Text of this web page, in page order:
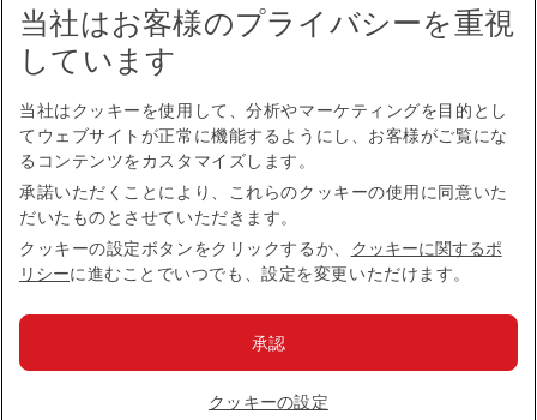
アクセシビリティ
お問い合わせ
プライバシーポリシー
規約条件
クッキーに関するポリシー
サイバーセキュリティ
英国現代奴隷法に係る声明
当社はお客様のプライバシーを重視
しています
当社はクッキーを使用して、分析やマーケティングを目的とし
てウェブサイトが正常に機能するようにし、お客様がご覧にな
るコンテンツをカスタマイズします。
承諾いただくことにより、これらのクッキーの使用に同意いた
だいたものとさせていただきます。
クッキーの設定ボタンをクリックするか、 クッキーに関するポ
リシーに進むことでいつでも、設定を変更いただけます。
クッキーの設定
承認